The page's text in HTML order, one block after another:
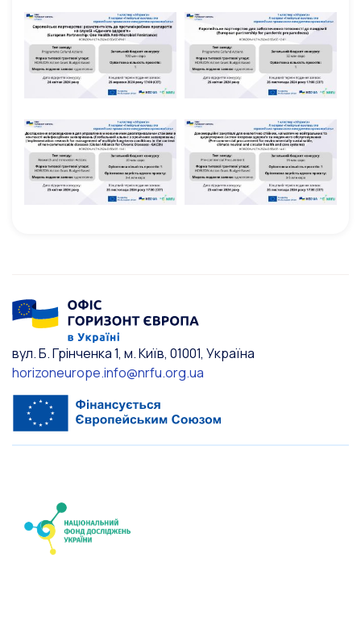
вул. Б. Грінченка 1, м. Київ, 01001, Україна
horizoneurope.info@nrfu.org.ua